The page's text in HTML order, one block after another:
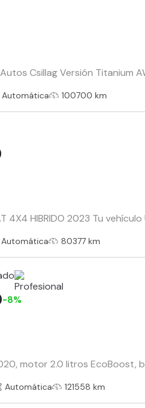
Autos Csillag Versión
Automática 100700 km
4X4 HIBRIDO 2023 Tu
Automática 80377 km
motor 2.0 litros EcoBoost,
-8%
Automática 121558 km